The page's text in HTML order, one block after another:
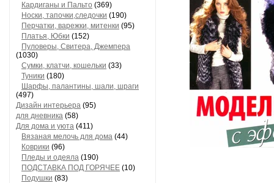
Кардиганы и Пальто (369)
Носки, тапочки,следочки (190)
Перчатки, варежки, митенки (95)
Платья, Юбки (152)
Пуловеры, Свитера, Джемпера
(1030)
Сумки, клатчи, кошельки (33)
Туники (180)
Шарфы, палантины, шали, шраги
(497)
Дизайн интерьера (95)
для дневника (58)
Для дома и уюта (411)
Вязаная мелочь для дома (44)
Коврики (96)
Пледы и одеяла (190)
ПОДСТАВКА ПОД ГОРЯЧЕЕ (10)
Подушки (83)